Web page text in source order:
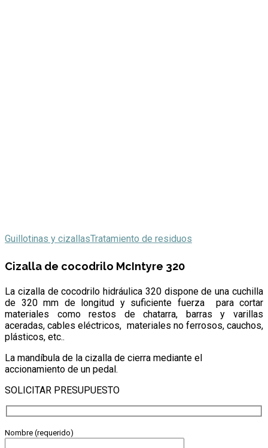
Guillotinas y cizallasTratamiento de residuos
Cizalla de cocodrilo McIntyre 320
La cizalla de cocodrilo hidráulica 320 dispone de una cuchilla
de 320 mm de longitud y suficiente fuerza para cortar
materiales como restos de chatarra, barras y varillas
aceradas, cables eléctricos, materiales no ferrosos, cauchos,
plásticos, etc..
La mandíbula de la cizalla de cierra mediante el
accionamiento de un pedal.
SOLICITAR PRESUPUESTO
Nombre (requerido)